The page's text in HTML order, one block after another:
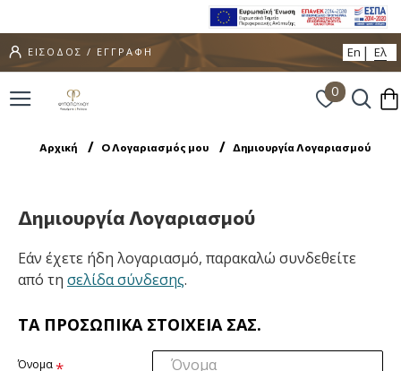
ΕΙΣΟΔΟΣ / ΕΓΓΡΑΦΗ En Ελ
0
Αρχική O Λογαριασμός μου Δημιουργία Λογαριασμού
Δημιουργία Λογαριασμού
Εάν έχετε ήδη λογαριασμό, παρακαλώ συνδεθείτε
από τη σελίδα σύνδεσης.
ΤΑ ΠΡΟΣΩΠΙΚΆ ΣΤΟΙΧΕΊΑ ΣΑΣ.
Όνομα